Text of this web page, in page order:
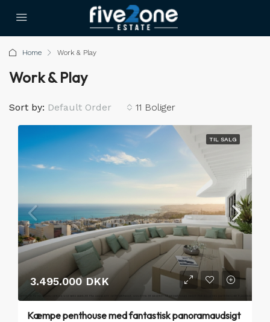
Home Work & Play
Work & Play
11 Boliger
Sort by: Default Order
TIL SALG
3.495.000 DKK
Kæmpe penthouse med fantastisk panoramaudsigt